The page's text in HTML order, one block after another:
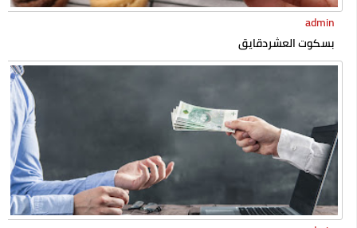
admin
بسكوت العشردقايق